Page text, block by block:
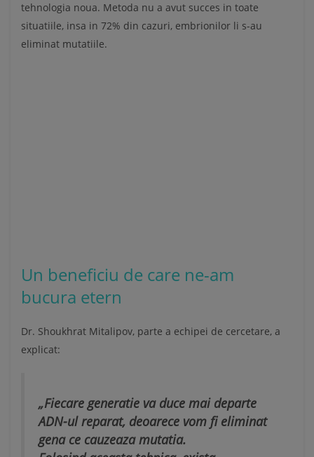
tehnologia noua. Metoda nu a avut succes in toate
situatiile, insa in 72% din cazuri, embrionilor li s-au
eliminat mutatiile.
Un beneficiu de care ne-am
bucura etern
Dr. Shoukhrat Mitalipov, parte a echipei de cercetare, a
explicat:
„Fiecare generatie va duce mai departe
ADN-ul reparat, deoarece vom fi eliminat
gena ce cauzeaza mutatia.